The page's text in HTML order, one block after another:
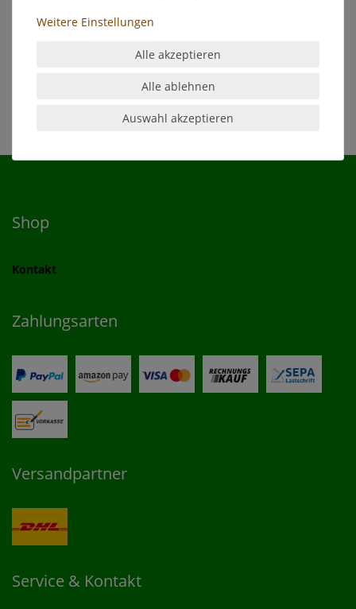
Kunststoffe.
Entspricht der DIN EN 71.3 für die Lackierung von
Shop
Kontakt
Zahlungsarten
Versandpartner
Service & Kontakt
Weitere Einstellungen
Alle akzeptieren
Alle ablehnen
Auswahl akzeptieren